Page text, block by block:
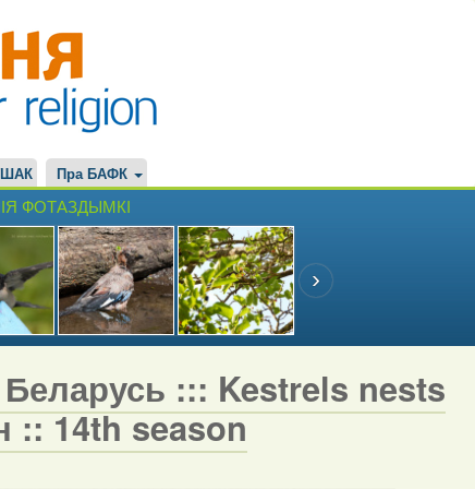
Пра БАФК
ФОТАЗДЫМКІ
::: Kestrels nests
:: 14th season